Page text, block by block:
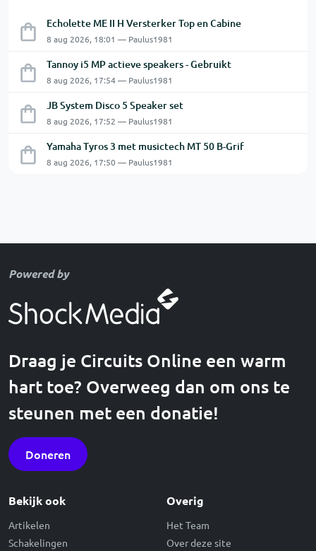
Echolette ME II H Versterker Top en Cabine
8 aug 2026, 18:01 — Paulus1981
Tannoy i5 MP actieve speakers - Gebruikt
8 aug 2026, 17:54 — Paulus1981
JB System Disco 5 Speaker set
8 aug 2026, 17:52 — Paulus1981
Yamaha Tyros 3 met musictech MT 50 B-Grif
8 aug 2026, 17:50 — Paulus1981
Powered by
Draag je Circuits Online een warm
hart toe? Overweeg dan om ons te
steunen met een donatie!
Doneren
Bekijk ook
Artikelen
Schakelingen
Overig
Het Team
Over deze site